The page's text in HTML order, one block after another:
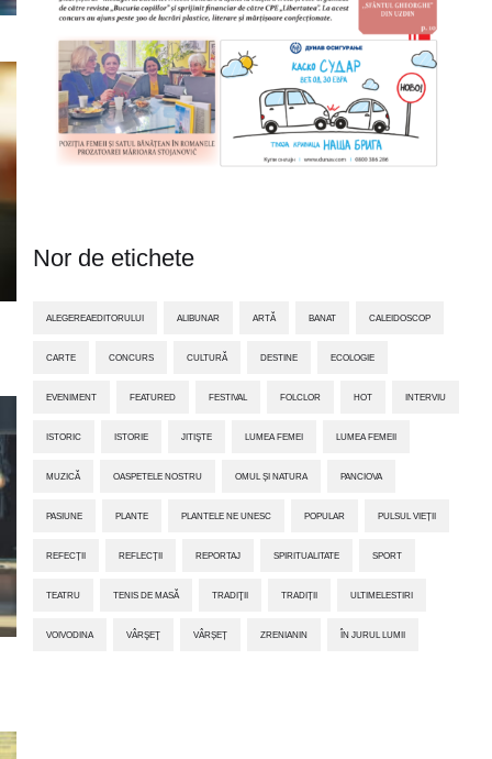
Nor de etichete
ALEGEREAEDITORULUI ALIBUNAR ARTĂ BANAT CALEIDOSCOP
CARTE CONCURS CULTURĂ DESTINE ECOLOGIE
EVENIMENT FEATURED FESTIVAL FOLCLOR HOT INTERVIU
ISTORIC ISTORIE JITIŞTE LUMEA FEMEI LUMEA FEMEII
MUZICĂ OASPETELE NOSTRU OMUL ȘI NATURA PANCIOVA
PASIUNE PLANTE PLANTELE NE UNESC POPULAR PULSUL VIEȚII
REFECȚII REFLECȚII REPORTAJ SPIRITUALITATE SPORT
TEATRU TENIS DE MASĂ TRADIŢII TRADIȚII ULTIMELESTIRI
VOIVODINA VÂRŞEŢ VÂRȘEȚ ZRENIANIN ÎN JURUL LUMII